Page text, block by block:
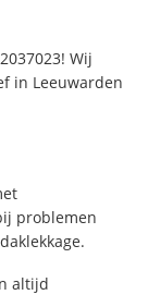
Wij
in Leeuwarden
problemen
altijd